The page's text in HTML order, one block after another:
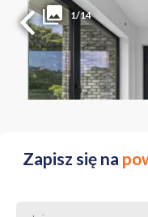
1/14Liczba pokoi
4
Zapisz się na